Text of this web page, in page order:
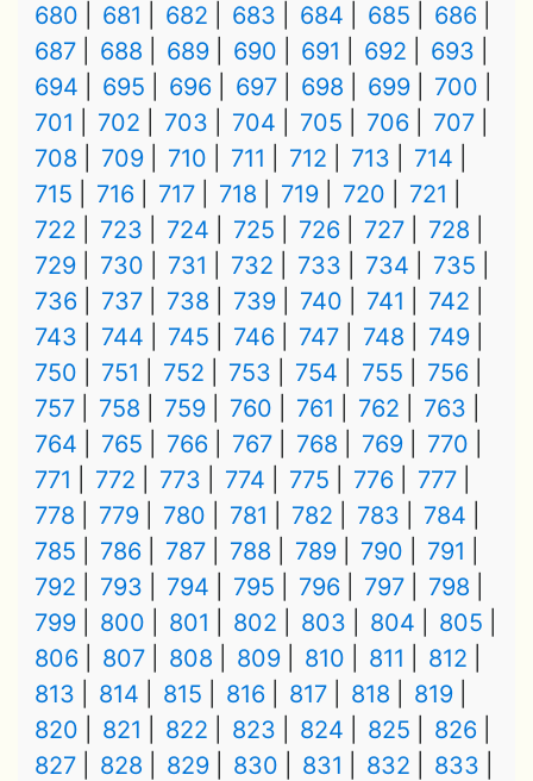
680
681 682 683 684 685
686
687
688 689 690 691 692
693
694
695 696 697 698 699
700
701
702 703 704 705 706
707
708
709 710 711 712 713
714
715
716 717 718 719 720
721
722
723 724 725 726 727
728
729
730 731 732 733 734
735
736
737 738 739 740 741
742
743
744 745 746 747 748
749
750
751 752 753 754 755
756
757
758 759 760 761 762
763
764
765 766 767 768 769
770
771
772 773 774 775 776
777
778
779 780 781 782 783
784
785
786 787 788 789 790
791
792
793 794 795 796 797
798
799
800 801 802 803 804
805
806
807 808 809 810 811
812
813
814 815 816 817 818
819
820
821 822 823 824 825
826
827
828 829 830 831 832
833